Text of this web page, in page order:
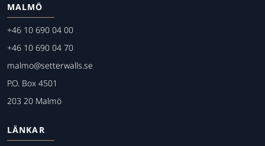
MALMÖ
+46 10 690 04 00
+46 10 690 04 70
malmo@setterwalls.se
P.O. Box 4501
203 20 Malmö
LÄNKAR